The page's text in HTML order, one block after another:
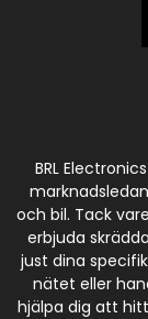
BRL
och bil. Tack
erbjuda
just dina
nätet eller
hjälpa dig att